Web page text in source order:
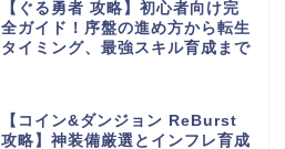
【ぐる勇者 攻略】初心者向け完
全ガイド！序盤の進め方から転生
タイミング、最強スキル育成まで
【コイン&ダンジョン ReBurst
攻略】神装備厳選とインフレ育成